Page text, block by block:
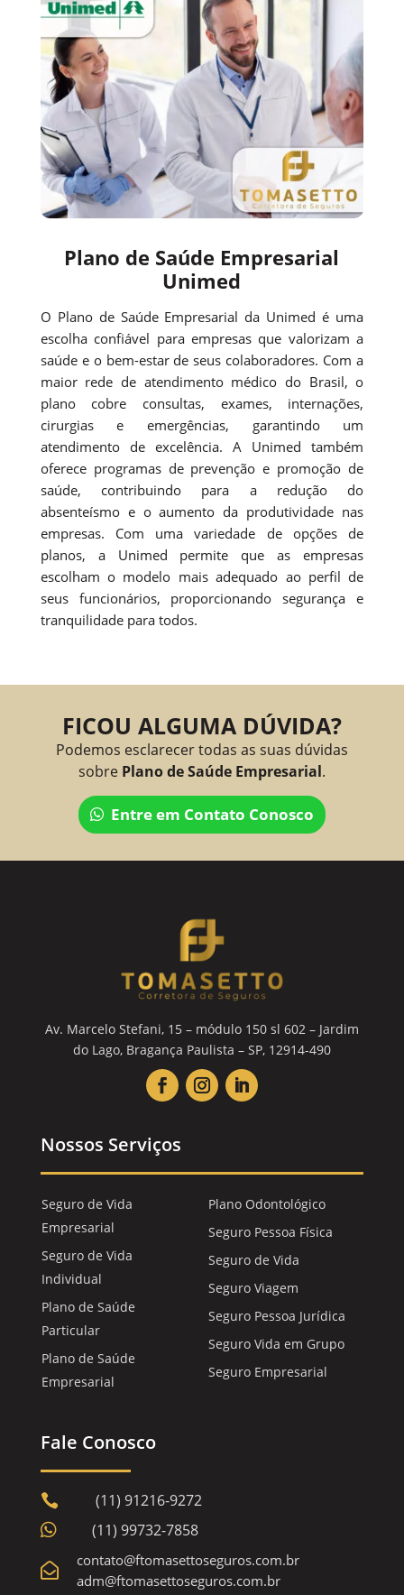
Plano de Saúde Empresarial
Unimed
O Plano de Saúde Empresarial da Unimed é uma
escolha confiável para empresas que valorizam a
saúde e o bem-estar de seus colaboradores. Com a
maior rede de atendimento médico do Brasil, o
plano cobre consultas, exames, internações,
cirurgias e emergências, garantindo um
atendimento de excelência. A Unimed também
oferece programas de prevenção e promoção de
saúde, contribuindo para a redução do
absenteísmo e o aumento da produtividade nas
empresas. Com uma variedade de opções de
planos, a Unimed permite que as empresas
escolham o modelo mais adequado ao perfil de
seus funcionários, proporcionando segurança e
tranquilidade para todos.
FICOU ALGUMA DÚVIDA?
Podemos esclarecer todas as suas dúvidas
sobre Plano de Saúde Empresarial.
Entre em Contato Conosco
Av. Marcelo Stefani, 15 – módulo 150 sl 602 – Jardim
do Lago, Bragança Paulista – SP, 12914-490
Nossos Serviços
Seguro de Vida
Empresarial
Seguro de Vida
Individual
Plano de Saúde
Particular
Plano de Saúde
Empresarial
Plano Odontológico
Seguro Pessoa Física
Seguro de Vida
Seguro Viagem
Seguro Pessoa Jurídica
Seguro Vida em Grupo
Seguro Empresarial
Fale Conosco
 (11) 91216-9272
 (11) 99732-7858

contato@ftomasettoseguros.com.br
adm@ftomasettoseguros.com.br